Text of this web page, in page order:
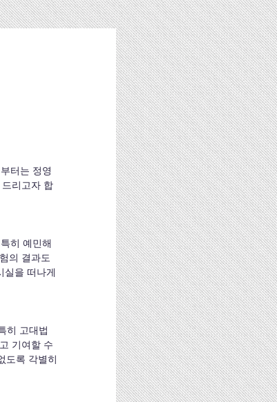
리고자 합
의 결과도
실을 떠나게
기여할 수
도록 각별히